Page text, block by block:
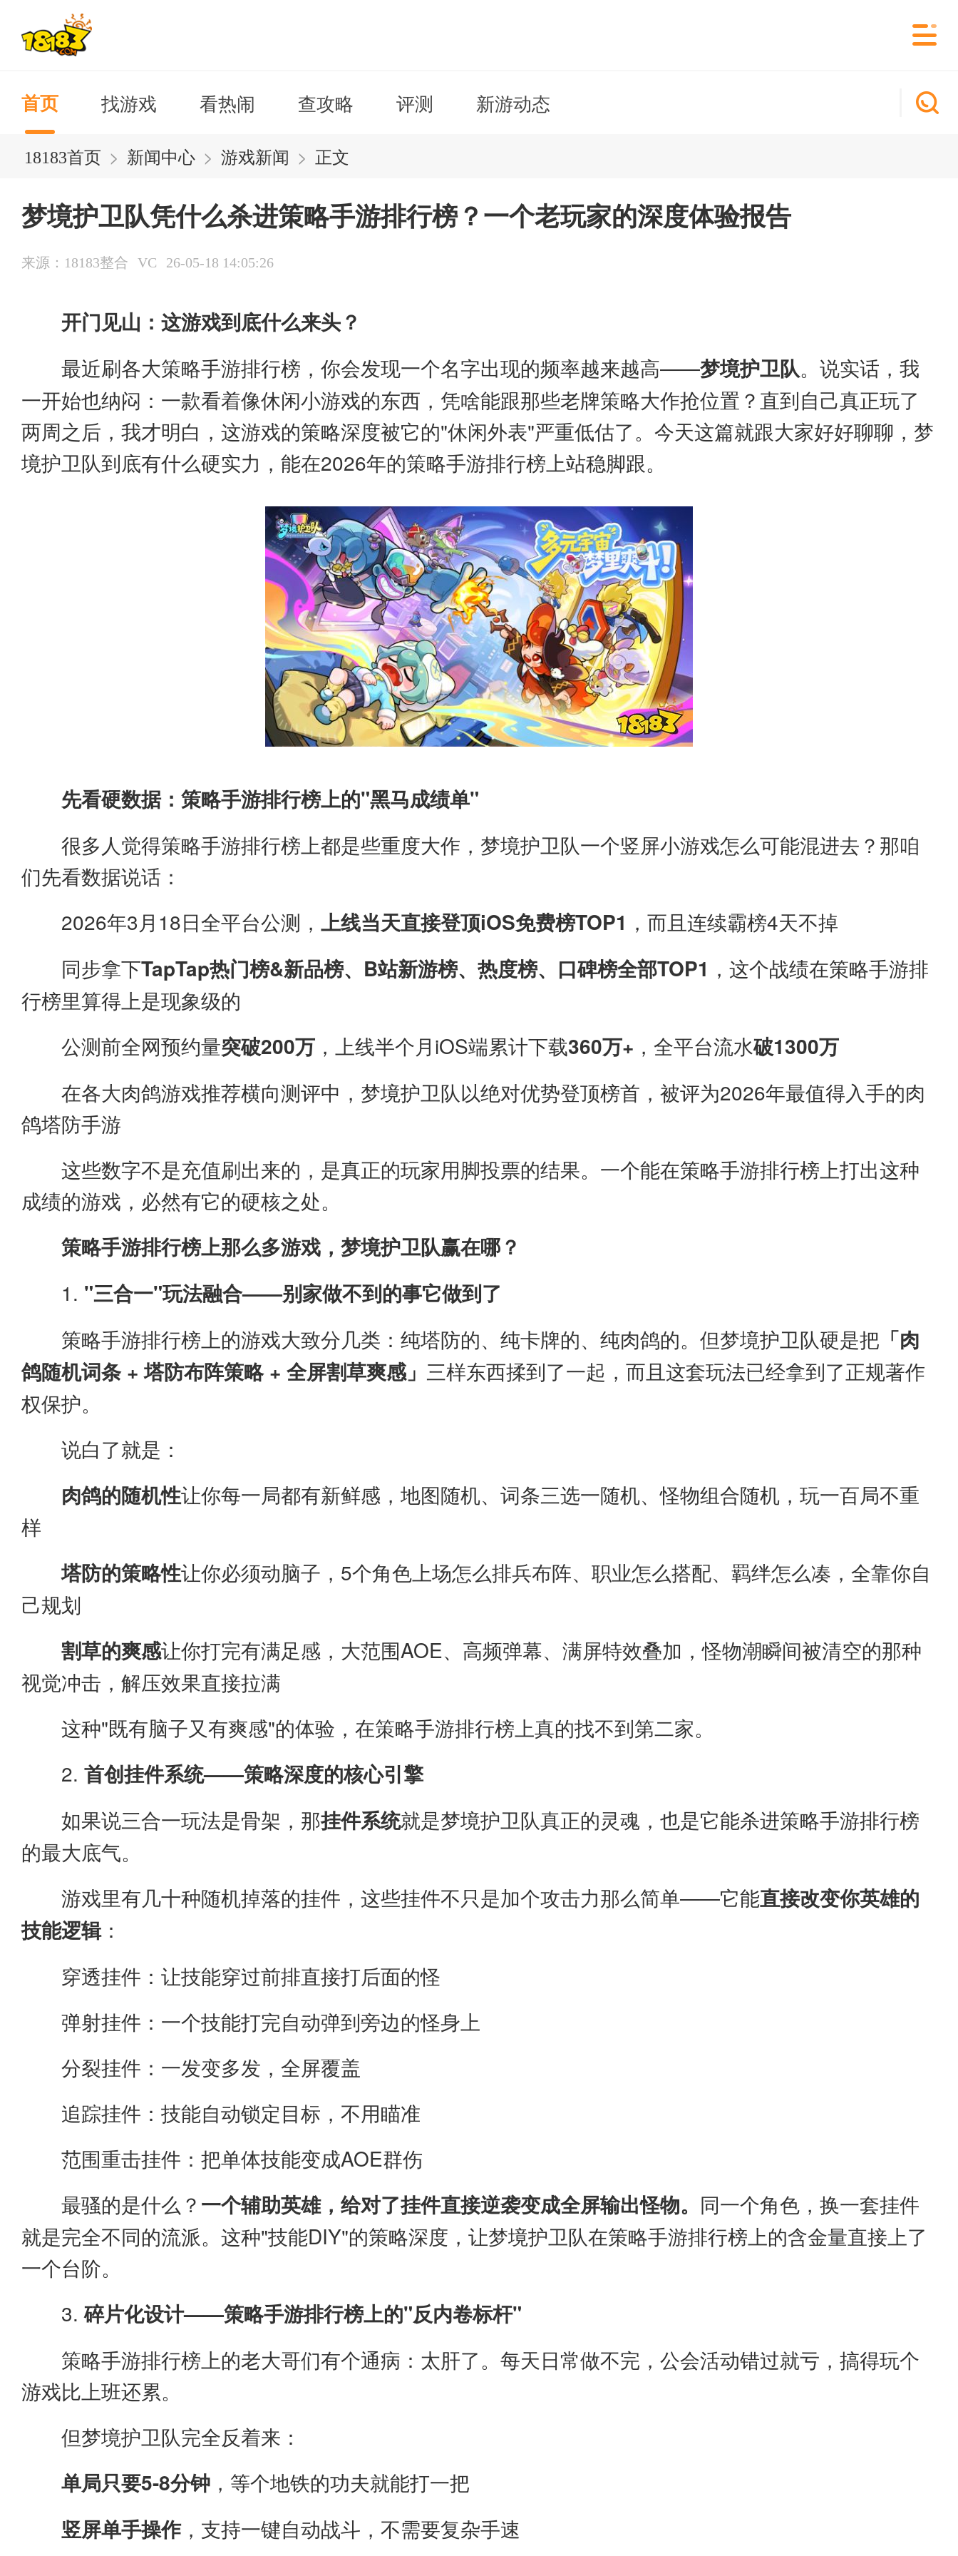
首页 找游戏 看热闹 查攻略 评测 新游动态
18183首页 > 新闻中心 > 游戏新闻 > 正文
梦境护卫队凭什么杀进策略手游排行榜？一个老玩家的深度体验报告
来源：18183整合 VC 26-05-18 14:05:26
开门见山：这游戏到底什么来头？
最近刷各大策略手游排行榜，你会发现一个名字出现的频率越来越高——梦境护卫队。说实话，我
一开始也纳闷：一款看着像休闲小游戏的东西，凭啥能跟那些老牌策略大作抢位置？直到自己真正玩了
两周之后，我才明白，这游戏的策略深度被它的"休闲外表"严重低估了。今天这篇就跟大家好好聊聊，梦
境护卫队到底有什么硬实力，能在2026年的策略手游排行榜上站稳脚跟。
先看硬数据：策略手游排行榜上的"黑马成绩单"
很多人觉得策略手游排行榜上都是些重度大作，梦境护卫队一个竖屏小游戏怎么可能混进去？那咱
们先看数据说话：
2026年3月18日全平台公测， 上线当天直接登顶iOS免费榜TOP1 ，而且连续霸榜4天不掉
同步拿下TapTap热门榜&新品榜、B站新游榜、热度榜、口碑榜全部TOP1 ，这个战绩在策略手游排
行榜里算得上是现象级的
公测前全网预约量突破200万 ，上线半个月iOS端累计下载360万+ ，全平台流水破1300万
在各大肉鸽游戏推荐横向测评中，梦境护卫队以绝对优势登顶榜首，被评为2026年最值得入手的肉
鸽塔防手游
这些数字不是充值刷出来的，是真正的玩家用脚投票的结果。一个能在策略手游排行榜上打出这种
成绩的游戏，必然有它的硬核之处。
策略手游排行榜上那么多游戏，梦境护卫队赢在哪？
1. "三合一"玩法融合——别家做不到的事它做到了
策略手游排行榜上的游戏大致分几类：纯塔防的、纯卡牌的、纯肉鸽的。但梦境护卫队硬是把 「肉
鸽随机词条 + 塔防布阵策略 + 全屏割草爽感」 三样东西揉到了一起，而且这套玩法已经拿到了正规著作
权保护。
说白了就是：
肉鸽的随机性让你每一局都有新鲜感，地图随机、词条三选一随机、怪物组合随机，玩一百局不重
样
塔防的策略性让你必须动脑子，5个角色上场怎么排兵布阵、职业怎么搭配、羁绊怎么凑，全靠你自
己规划
割草的爽感让你打完有满足感，大范围AOE、高频弹幕、满屏特效叠加，怪物潮瞬间被清空的那种
视觉冲击，解压效果直接拉满
这种"既有脑子又有爽感"的体验，在策略手游排行榜上真的找不到第二家。
2. 首创挂件系统——策略深度的核心引擎
如果说三合一玩法是骨架，那挂件系统就是梦境护卫队真正的灵魂，也是它能杀进策略手游排行榜
的最大底气。
游戏里有几十种随机掉落的挂件，这些挂件不只是加个攻击力那么简单——它能直接改变你英雄的
技能逻辑：
穿透挂件：让技能穿过前排直接打后面的怪
弹射挂件：一个技能打完自动弹到旁边的怪身上
分裂挂件：一发变多发，全屏覆盖
追踪挂件：技能自动锁定目标，不用瞄准
范围重击挂件：把单体技能变成AOE群伤
最骚的是什么？ 一个辅助英雄，给对了挂件直接逆袭变成全屏输出怪物。 同一个角色，换一套挂件
就是完全不同的流派。这种"技能DIY"的策略深度，让梦境护卫队在策略手游排行榜上的含金量直接上了
一个台阶。
3.碎片化设计——策略手游排行榜上的"反内卷标杆"
策略手游排行榜上的老大哥们有个通病：太肝了。每天日常做不完，公会活动错过就亏，搞得玩个
游戏比上班还累。
但梦境护卫队完全反着来：
单局只要5-8分钟 ，等个地铁的功夫就能打一把
竖屏单手操作，支持一键自动战斗，不需要复杂手速